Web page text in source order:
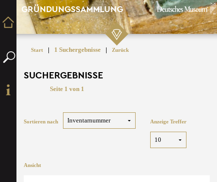
GRÜNDUNGSSAMMLUNG
Start | 1 Suchergebnisse | Zurück
SUCHERGEBNISSE
Seite 1 von 1
Sortieren nach Anzeige Treffer
Ansicht